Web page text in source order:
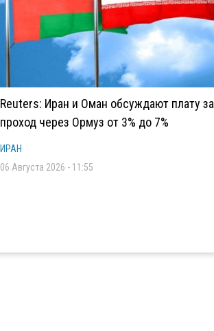
Reuters: Иран и Оман обсуждают плату за
проход через Ормуз от 3% до 7%
ИРАН
06 Августа 2026 - 11:55